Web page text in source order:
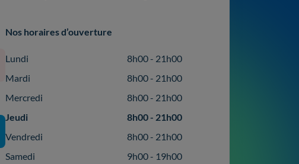
Nos horaires d’ouverture
Lundi
8h00 - 21h00
Mardi
8h00 - 21h00
Mercredi
8h00 - 21h00
Jeudi
8h00 - 21h00
Vendredi
8h00 - 21h00
Samedi
9h00 - 19h00